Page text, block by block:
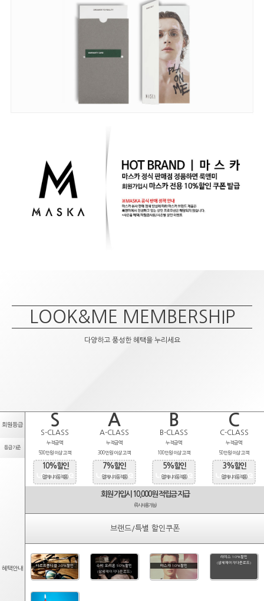
LOOK&ME MEMBERSHIP
다양하고 풍성한 혜택을 누리세요
회원등급 S A B C
S-CLASS A-CLASS B-CLASS C-CLASS
등급기준
누적금액
500만원 이상 고객
누적금액
300만원 이상 고객
누적금액
100만원 이상 고객
누적금액
50만원 이상 고객
혜택안내
10%할인
(결제시 자동적용)
7%할인
(결제시 자동적용)
5%할인
(결제시 자동적용)
3%할인
(결제시 자동적용)
회원 가입시 10,000원 적립금 지급
(즉시사용가능)
브랜드/특별 할인쿠폰
타르트옵티컬 20%할인
수비 오리온 50%할인
(상세페이지다운로드)
마스카 10%할인
라피스 10%할인
(상세페이지다운로드)